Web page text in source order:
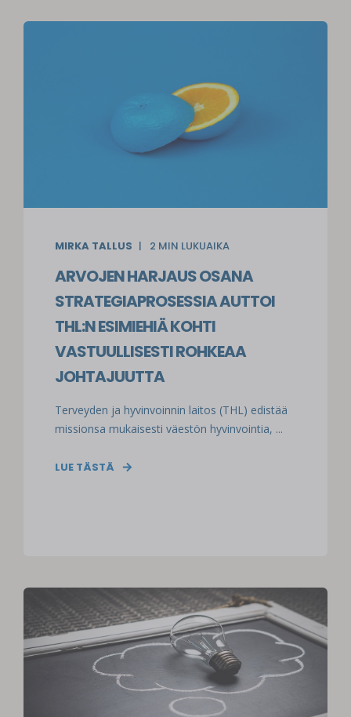
MIRKA TALLUS 2 MIN LUKUAIKA
ARVOJEN HARJAUS OSANA
STRATEGIAPROSESSIA AUTTOI
THL:N ESIMIEHIÄ KOHTI
VASTUULLISESTI ROHKEAA
JOHTAJUUTTA
Terveyden ja hyvinvoinnin laitos (THL) edistää
missionsa mukaisesti väestön hyvinvointia, ...
LUE TÄSTÄ